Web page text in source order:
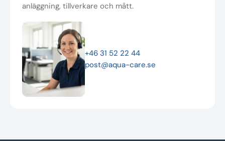
anläggning, tillverkare och mått.
+46 31 52 22 44
post@aqua-care.se